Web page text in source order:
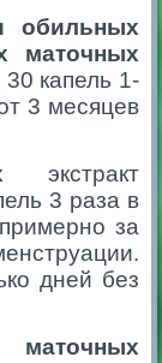
обильных
маточных
капель 1-
3 месяцев
экстракт
3 раза в
за
дней без